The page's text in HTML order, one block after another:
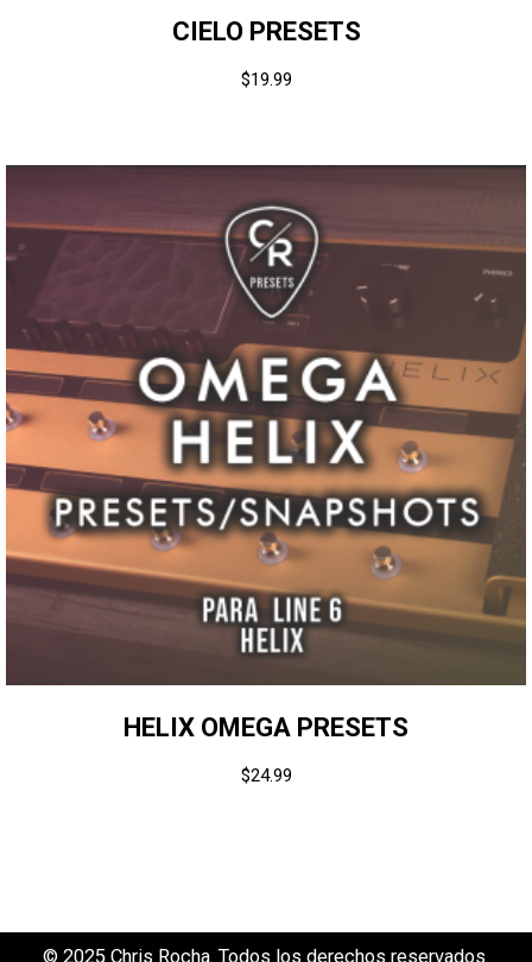
CIELO PRESETS
$19.99
HELIX OMEGA PRESETS
$24.99
© 2025 Chris Rocha. Todos los derechos reservados.